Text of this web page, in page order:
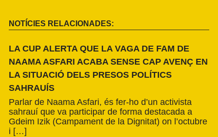
NOTÍCIES RELACIONADES:
LA CUP ALERTA QUE LA VAGA DE FAM DE
NAAMA ASFARI ACABA SENSE CAP AVENÇ EN
LA SITUACIÓ DELS PRESOS POLÍTICS
SAHRAUÍS
Parlar de Naama Asfari, és fer-ho d’un activista
sahrauí que va participar de forma destacada a
Gdeim Izik (Campament de la Dignitat) on l’octubre
i […]